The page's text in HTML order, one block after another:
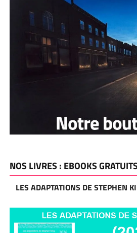
NOS LIVRES : EBOOKS
LES ADAPTATIONS DE STEPHEN